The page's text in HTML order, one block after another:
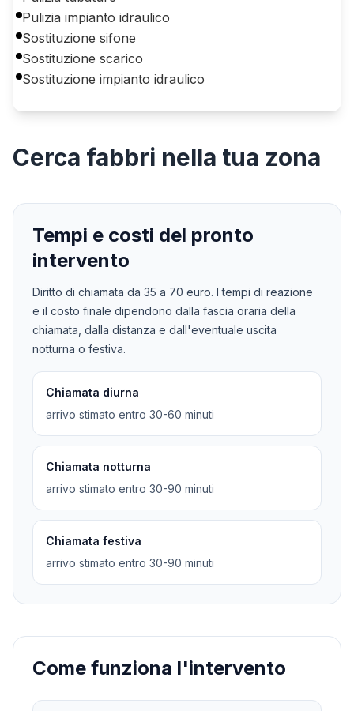
Pulizia impianto idraulico
Sostituzione sifone
Sostituzione scarico
Sostituzione impianto idraulico
Cerca fabbri nella tua zona
Tempi e costi del pronto
intervento
Diritto di chiamata da 35 a 70 euro. I tempi di reazione
e il costo finale dipendono dalla fascia oraria della
chiamata, dalla distanza e dall'eventuale uscita
notturna o festiva.
Chiamata diurna
arrivo stimato entro 30-60 minuti
Chiamata notturna
arrivo stimato entro 30-90 minuti
Chiamata festiva
arrivo stimato entro 30-90 minuti
Come funziona l'intervento